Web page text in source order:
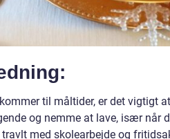
til måltider, er det vigtigt
og nemme at lave, især når
med skolearbejde og